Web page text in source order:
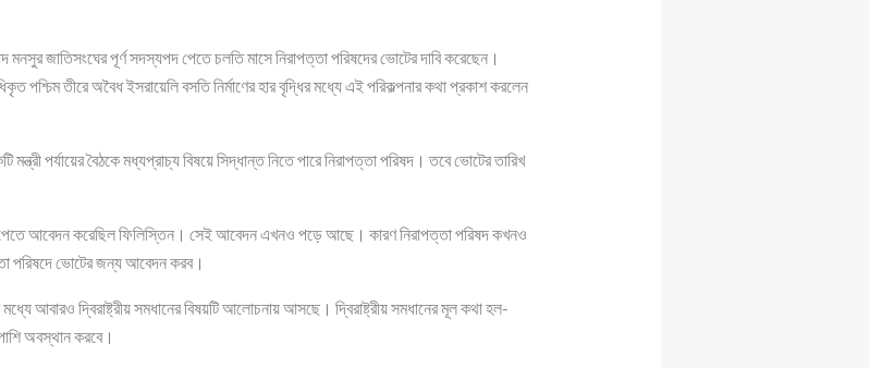
মনসুর জাতিসংঘের পূর্ণ সদস্যপদ পেতে চলতি মাসে নিরাপত্তা পরিষদের ভোটের দাবি করেছেন।
তীরে অবৈধ ইসরায়েলি বসতি নির্মাণের হার বৃদ্ধির মধ্যে এই পরিকল্পনার কথা প্রকাশ করলেন
পর্যায়ের বৈঠকে মধ্যপ্রাচ্য বিষয়ে সিদ্ধান্ত নিতে পারে নিরাপত্তা পরিষদ। তবে ভোটের তারিখ
পেতে আবেদন করেছিল ফিলিস্তিন। সেই আবেদন এখনও পড়ে আছে। কারণ নিরাপত্তা পরিষদ কখনও
পরিষদে ভোটের জন্য আবেদন করব।
আবারও দ্বিরাষ্ট্রীয় সমধানের বিষয়টি আলোচনায় আসছে। দ্বিরাষ্ট্রীয় সমধানের মূল কথা হল-
অবস্থান করবে।